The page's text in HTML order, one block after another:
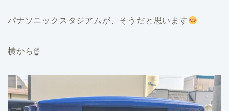
パナソニックスタジアムが、そうだと思います
横から☝️